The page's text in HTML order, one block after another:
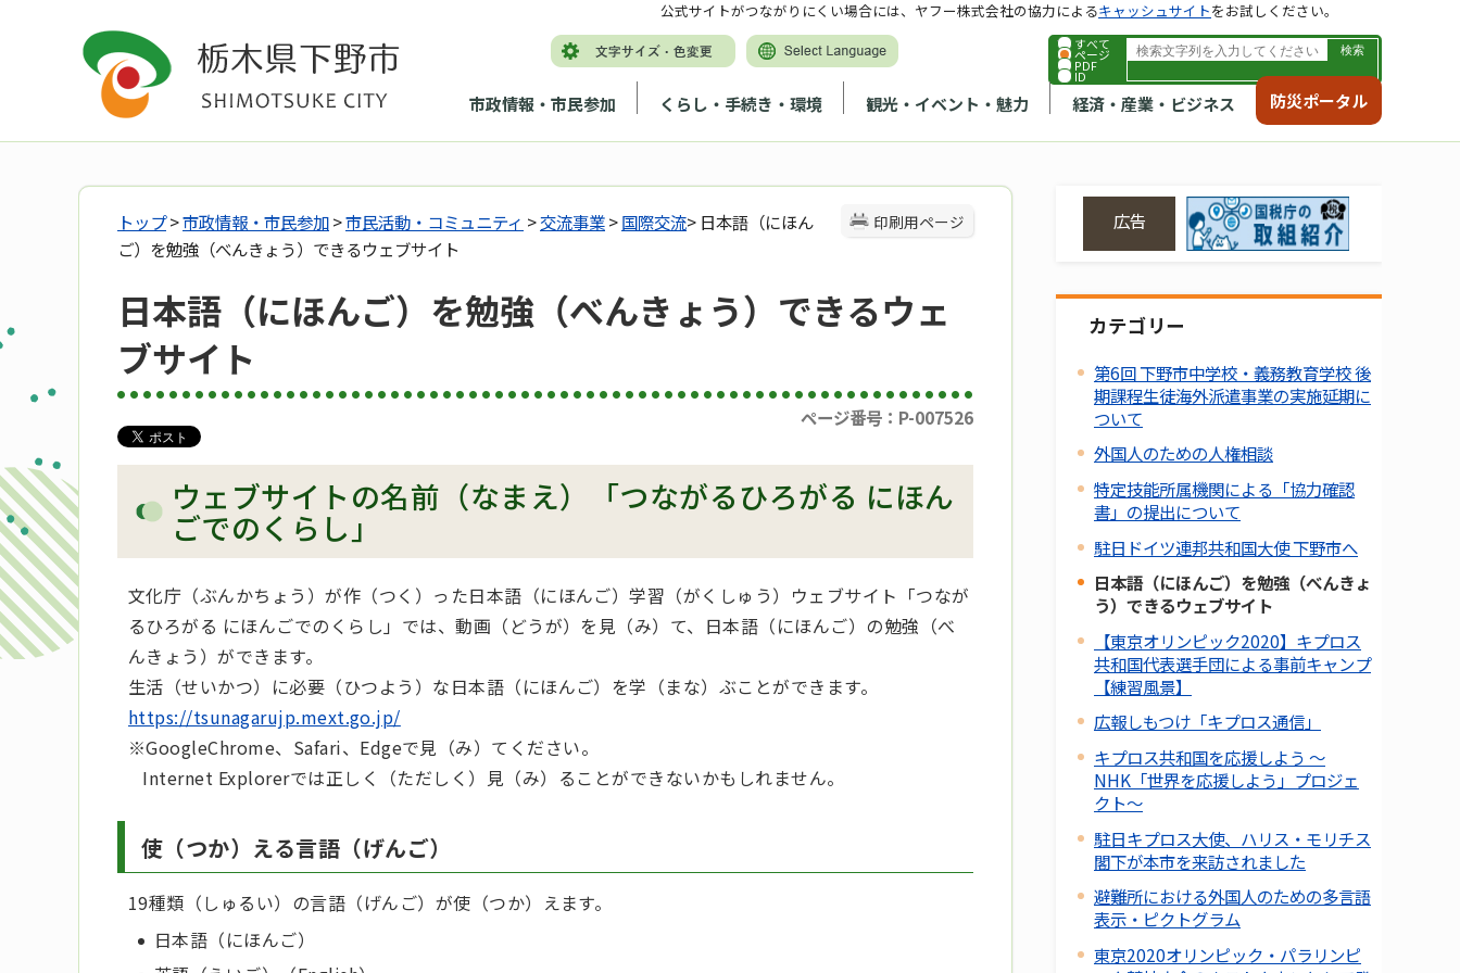
すべて
ページ
PDF
ID
市政情報・市民参加 くらし・手続き・環境 観光・イベント・魅力 経済・産業・ビジネス 防災ポータル
公式サイトがつながりにくい場合には、ヤフー株式会社の協力によるキャッシュサイトをお試しください。
印刷用ページ
トップ>市政情報・市民参加>市民活動・コミュニティ >交流事業>国際交流> 日本語（にほん
ご）を勉強（べんきょう）できるウェブサイト
日本語（にほんご）を勉強（べんきょう）できるウェ
ブサイト
ページ番号：P-007526
ウェブサイトの名前（なまえ）「つながるひろがる にほん
ごでのくらし」
文化庁（ぶんかちょう）が作（つく）った日本語（にほんご）学習（がくしゅう）ウェブサイト「つなが
るひろがる にほんごでのくらし」では、動画（どうが）を見（み）て、日本語（にほんご）の勉強（べ
んきょう）ができます。
生活（せいかつ）に必要（ひつよう）な日本語（にほんご）を学（まな）ぶことができます。
https://tsunagarujp.mext.go.jp/
※GoogleChrome、Safari、Edgeで見（み）てください。
Internet Explorerでは正しく（ただしく）見（み）ることができないかもしれません。
使（つか）える言語（げんご）
19種類（しゅるい）の言語（げんご）が使（つか）えます。
日本語（にほんご）
広告
カテゴリー
第6回 下野市中学校・義務教育学校 後
期課程生徒海外派遣事業の実施延期に
ついて
外国人のための人権相談
特定技能所属機関による「協力確認
書」の提出について
駐日ドイツ連邦共和国大使 下野市へ
日本語（にほんご）を勉強（べんきょ
う）できるウェブサイト
【東京オリンピック2020】キプロス
共和国代表選手団による事前キャンプ
【練習風景】
広報しもつけ「キプロス通信」
キプロス共和国を応援しよう ～
NHK「世界を応援しよう」プロジェ
クト～
駐日キプロス大使、ハリス・モリチス
閣下が本市を来訪されました
避難所における外国人のための多言語
表示・ピクトグラム
東京2020オリンピック・パラリンピ